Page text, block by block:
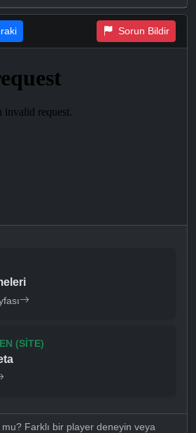
Sorun Bildir
(SITE)
Farklı bir player deneyin veya